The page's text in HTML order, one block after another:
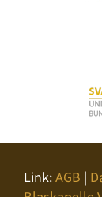
Link:AGB |